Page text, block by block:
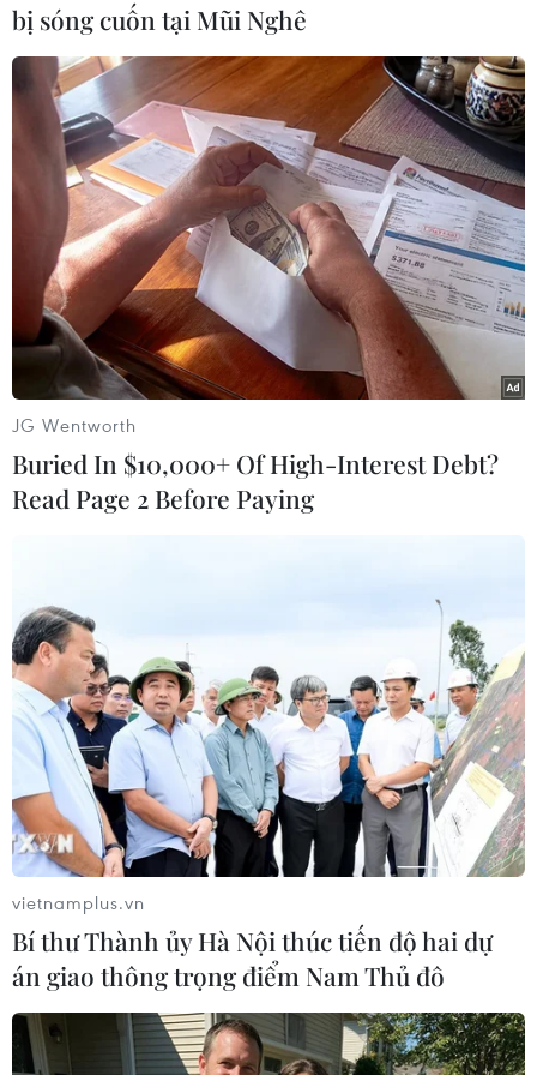
#Ukraine
TIN LIÊN QUAN
bị sóng cuốn tại Mũi Nghê
JG Wentworth
Buried In $10,000+ Of High-Interest Debt?
Read Page 2 Before Paying
vietnamplus.vn
Bí thư Thành ủy Hà Nội thúc tiến độ hai dự
án giao thông trọng điểm Nam Thủ đô